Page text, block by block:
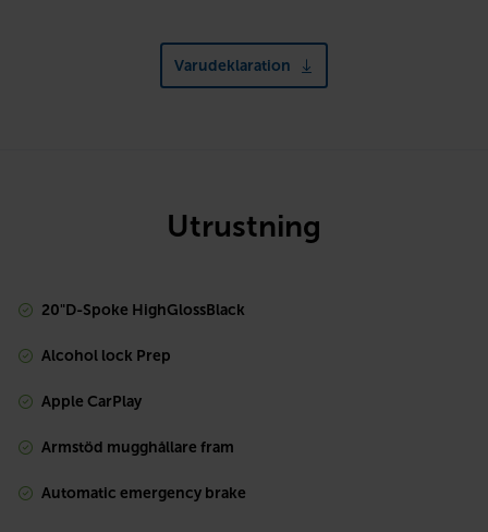
Varudeklaration
Utrustning
20"D-Spoke HighGlossBlack
Alcohol lock Prep
Apple CarPlay
Armstöd mugghållare fram
Automatic emergency brake